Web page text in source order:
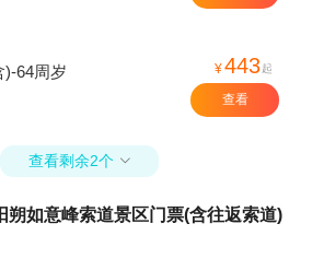
)-64周岁
¥443起
查看
查看剩余2个 
朔如意峰索道景区门票(含往返索道)